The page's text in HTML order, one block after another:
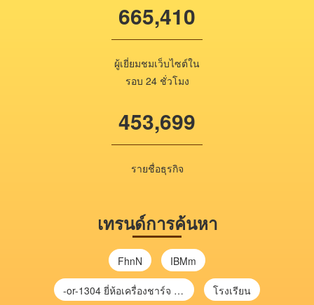
665,410
ผู้เยี่ยมชมเว็บไซต์ใน
รอบ 24 ชั่วโมง
453,699
รายชื่อธุรกิจ
เทรนด์การค้นหา
FhnN IBMm
-or-1304 ยี่ห้อเครื่องชาร์จ chargecore โรงเรียน